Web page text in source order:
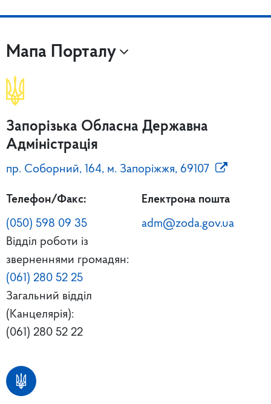
Мапа Порталу
Запорізька Обласна Державна
Адміністрація
пр. Соборний, 164, м. Запоріжжя, 69107
Телефон/Факс:
(050) 598 09 35
Відділ роботи із
зверненнями громадян:
(061) 280 52 25
Загальний відділ
(Канцелярія):
(061) 280 52 22
Електрона пошта
adm@zoda.gov.ua